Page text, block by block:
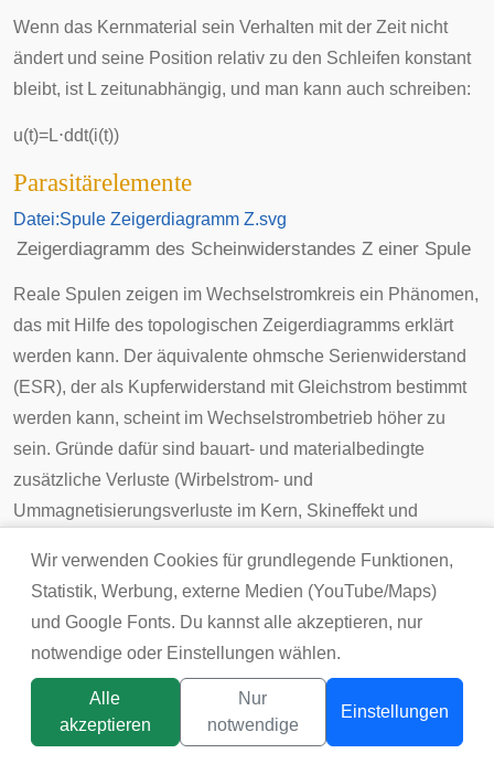
Wir verwenden Cookies für grundlegende Funktionen,
Statistik, Werbung, externe Medien (YouTube/Maps)
und Google Fonts. Du kannst alle akzeptieren, nur
notwendige oder Einstellungen wählen.
Alle
akzeptieren
Nur
notwendige
Einstellungen
Wenn das Kernmaterial sein Verhalten mit der Zeit nicht
ändert und seine Position relativ zu den Schleifen konstant
bleibt, ist L zeitunabhängig, und man kann auch schreiben:
u(t)=L⋅ddt(i(t))
Parasitärelemente
Datei:Spule Zeigerdiagramm Z.svg
Zeigerdiagramm des Scheinwiderstandes Z einer Spule
Reale Spulen zeigen im Wechselstromkreis ein Phänomen,
das mit Hilfe des topologischen Zeigerdiagramms erklärt
werden kann. Der äquivalente ohmsche Serienwiderstand
(ESR), der als Kupferwiderstand mit Gleichstrom bestimmt
werden kann, scheint im Wechselstrombetrieb höher zu
sein. Gründe dafür sind bauart- und materialbedingte
zusätzliche Verluste (Wirbelstrom- und
Ummagnetisierungsverluste im Kern, Skineffektund
Veränderung der Phasenlage des Stromes bzw. ein höherer
Wirkanteil der elektrischen Verlustleistung auftritt, als es
aufgrund des Kupferwiderstandes zu erwarten wäre.
Scheinbar ändert sich demnach der ESR (der Realteil von
) gegenüber dem mit Gleichstrom bestimmten Wert. Diese
parasitären Komponenten können zum Beispiel mit einer